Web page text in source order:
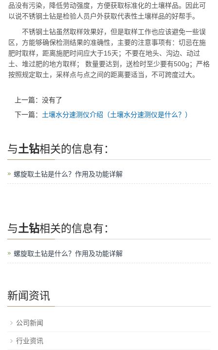
品没有污染，降低劳动强度，方便获取标准化的土壤样品。因此可
以说不锈钢土钻是检验人员户外获取代表性土壤样品的好帮手。
不锈钢土钻虽然取样效果好，但是取样工作也应该避免一些误
区，方能够确保检测结果的准确性，主要的注意事项有：切忌在施
肥时取样，距离施肥时间应大于15天；不要在地头、沟边、动过
土、堆过肥的地方取样； 数量要达到，送检时至少要有500g；严格
按照规定取土，采样点与点之间的距离要适当，不可跨度过大。
上一篇：没有了
下一篇： 土壤水分速测仪介绍（土壤水分速测仪是什么？）
与土钻相关的信息有：
螺旋取土钻是什么？作用及功能详解
与土钻相关的信息有：
螺旋取土钻是什么？作用及功能详解
新闻资讯
公司新闻
行业资讯